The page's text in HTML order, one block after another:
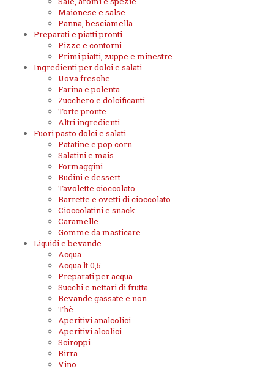
Maionese e salse
Panna, besciamella
Preparati e piatti pronti
Pizze e contorni
Primi piatti, zuppe e minestre
Ingredienti per dolci e salati
Uova fresche
Farina e polenta
Zucchero e dolcificanti
Torte pronte
Altri ingredienti
Fuori pasto dolci e salati
Patatine e pop corn
Salatini e mais
Formaggini
Budini e dessert
Tavolette cioccolato
Barrette e ovetti di cioccolato
Cioccolatini e snack
Caramelle
Gomme da masticare
Liquidi e bevande
Acqua
Acqua lt.0,5
Preparati per acqua
Succhi e nettari di frutta
Bevande gassate e non
Thè
Aperitivi analcolici
Aperitivi alcolici
Sciroppi
Birra
Vino